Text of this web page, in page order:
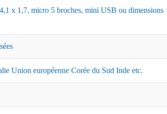
x 1,7, micro 5 broches, mini USB ou dimensions
Union européenne Corée du Sud Inde etc.